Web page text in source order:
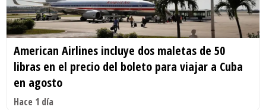
American Airlines incluye dos maletas de 50
libras en el precio del boleto para viajar a Cuba
en agosto
Hace 1 día